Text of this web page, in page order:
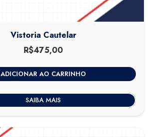
Vistoria Cautelar
R$475,00
ADICIONAR AO CARRINHO
SAIBA MAIS